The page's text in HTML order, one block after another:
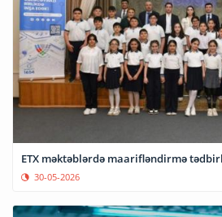
ETX məktəblərdə maarifləndirmə
30-05-2026